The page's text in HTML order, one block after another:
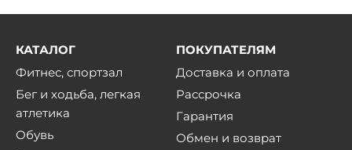
КАТАЛОГ
Фитнес, спортзал
Бег и ходьба, легкая
атлетика
Обувь
ПОКУПАТЕЛЯМ
Доставка и оплата
Рассрочка
Гарантия
Обмен и возврат